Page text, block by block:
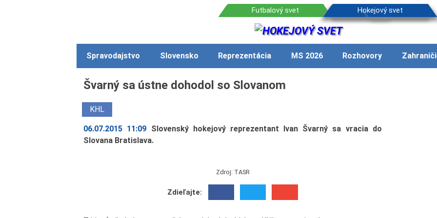
Spravodajstvo Slovensko Reprezentácia MS 2026 Rozhovory
Švarný sa ústne dohodol so Slovanom
KHL
06.07.2015 11:09 Slovenský hokejový reprezentant Ivan Švarný sa vracia do
Slovana Bratislava.
Zdroj: TASR
Zdieľajte: